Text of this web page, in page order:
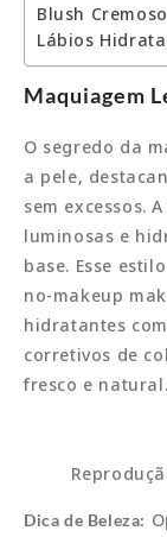
Blush
Lábios
Maquiagem
O segredo da
a pele,
sem excessos.
luminosas e
base. Esse
no-makeup
hidratantes
corretivos de
fresco e natural.
Dica de Beleza: